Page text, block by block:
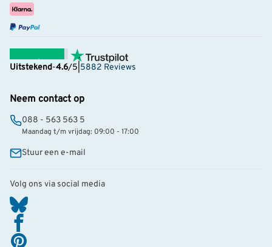
Uitstekend-4.6/5 5882 Reviews
Neem contact op
088 - 563 563 5
Maandag t/m vrijdag: 09:00 - 17:00
Stuur een e-mail
Volg ons via social media